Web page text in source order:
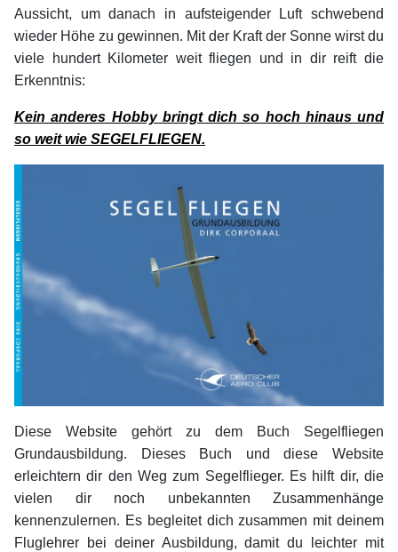
Aussicht, um danach in aufsteigender Luft schwebend
wieder Höhe zu gewinnen. Mit der Kraft der Sonne wirst du
viele hundert Kilometer weit fliegen und in dir reift die
Erkenntnis:
Kein anderes Hobby bringt dich so hoch hinaus und
so weit wie SEGELFLIEGEN.
Diese Website gehört zu dem Buch Segelfliegen
Grundausbildung. Dieses Buch und diese Website
erleichtern dir den Weg zum Segelflieger. Es hilft dir, die
vielen dir noch unbekannten Zusammenhänge
kennenzulernen. Es begleitet dich zusammen mit deinem
Fluglehrer bei deiner Ausbildung, damit du leichter mit